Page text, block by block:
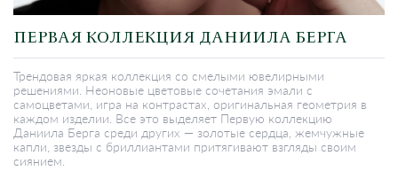
ПЕРВАЯ КОЛЛЕКЦИЯ ДАНИИЛА БЕРГА
Трендовая яркая коллекция со смелыми ювелирными
решениями. Неоновые цветовые сочетания эмали с
самоцветами, игра на контрастах, оригинальная геометрия в
каждом изделии. Все это выделяет Первую коллекцию
Даниила Берга среди других — золотые сердца, жемчужные
капли, звезды с бриллиантами притягивают взгляды своим
сиянием.